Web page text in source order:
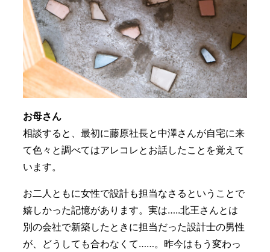
お母さん
相談すると、最初に藤原社長と中澤さんが自宅に来
て色々と調べてはアレコレとお話したことを覚えて
います。
お二人ともに女性で設計も担当なさるということで
嬉しかった記憶があります。実は…..北王さんとは
別の会社で新築したときに担当だった設計士の男性
が、どうしても合わなくて……。昨今はもう変わっ